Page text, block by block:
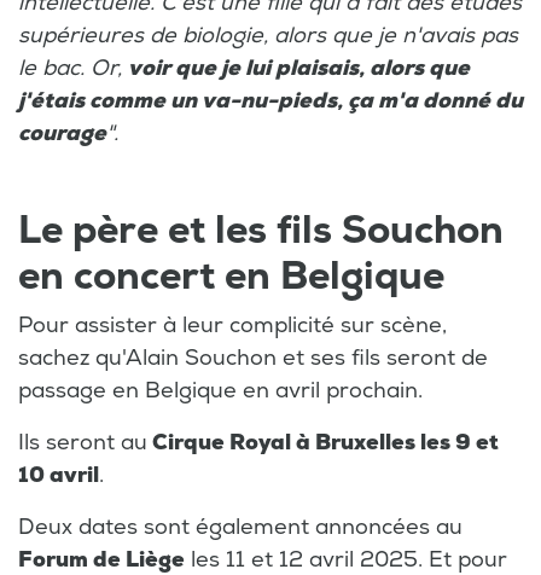
supérieures de biologie, alors que je n'avais pas
le bac. Or, voir que je lui plaisais, alors que
j'étais comme un va-nu-pieds, ça m'a donné du
courage".
Le père et les fils Souchon
en concert en Belgique
Pour assister à leur complicité sur scène,
sachez qu'Alain Souchon et ses fils seront de
passage en Belgique en avril prochain.
Ils seront au Cirque Royal à Bruxelles les 9 et
10 avril.
Deux dates sont également annoncées au
Forum de Liège les 11 et 12 avril 2025. Et pour